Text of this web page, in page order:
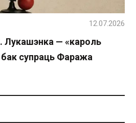
Лукашэнка — «кароль
супраць Фаража
12.07.2026